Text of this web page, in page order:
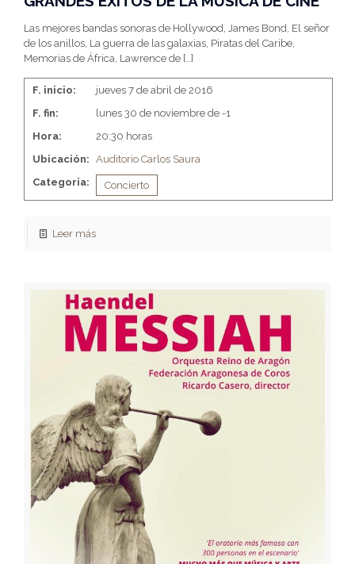
Las mejores bandas sonoras de Hollywood, James Bond, El señor
de los anillos, La guerra de las galaxias, Piratas del Caribe,
Memorias de África, Lawrence de […]
F. inicio:
jueves 7 de abril de 2016
F. fin:
lunes 30 de noviembre de -1
Hora:
20:30 horas
Ubicación: Auditorio Carlos Saura
Categoria:
Concierto
Leer más